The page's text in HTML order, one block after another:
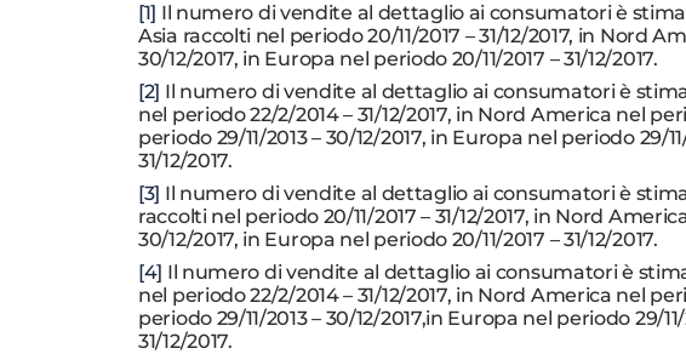
[1] Il numero di vendite al dettaglio ai consumatori è
Asia raccolti nel periodo 20/11/2017 – 31/12/2017, in Nord
30/12/2017, in Europa nel periodo 20/11/2017 – 31/12/2017.
[2] Il numero di vendite al dettaglio ai consumatori è
nel periodo 22/2/2014 – 31/12/2017, in Nord America nel
periodo 29/11/2013 – 30/12/2017, in Europa nel periodo 29/
31/12/2017.
[3] Il numero di vendite al dettaglio ai consumatori è
raccolti nel periodo 20/11/2017 – 31/12/2017, in Nord
30/12/2017, in Europa nel periodo 20/11/2017 – 31/12/2017.
[4] Il numero di vendite al dettaglio ai consumatori è
nel periodo 22/2/2014 – 31/12/2017, in Nord America nel
periodo 29/11/2013 – 30/12/2017,in Europa nel periodo 29/
31/12/2017.